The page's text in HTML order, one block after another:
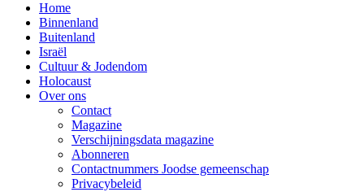
Home
Binnenland
Buitenland
Israël
Cultuur & Jodendom
Holocaust
Over ons
Contact
Magazine
Verschijningsdata magazine
Abonneren
Contactnummers Joodse gemeenschap
Privacybeleid